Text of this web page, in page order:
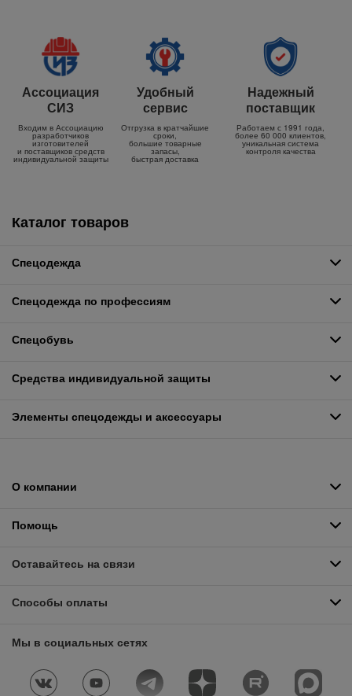
Ассоциация
СИЗ
Входим в Ассоциацию
разработчиков
изготовителей
и поставщиков средств
индивидуальной защиты
Удобный
сервис
Отгрузка в кратчайшие
сроки,
большие товарные
запасы,
быстрая доставка
Надежный
поставщик
Работаем с 1991 года,
более 60 000 клиентов,
уникальная система
контроля качества
Каталог товаров
Спецодежда
Спецодежда по профессиям
Спецобувь
Средства индивидуальной защиты
Элементы спецодежды и аксессуары
О компании
Помощь
Оставайтесь на связи
Способы оплаты
Мы в социальных сетях